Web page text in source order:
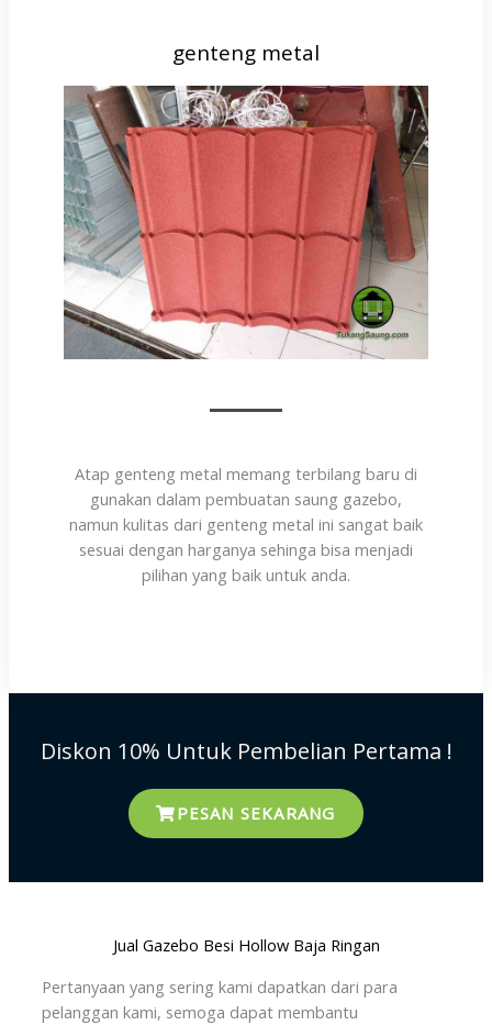
genteng metal
Atap genteng metal memang terbilang baru di
gunakan dalam pembuatan saung gazebo,
namun kulitas dari genteng metal ini sangat baik
sesuai dengan harganya sehinga bisa menjadi
pilihan yang baik untuk anda.
Diskon 10% Untuk Pembelian Pertama !
PESAN SEKARANG
Jual Gazebo Besi Hollow Baja Ringan
Pertanyaan yang sering kami dapatkan dari para
pelanggan kami, semoga dapat membantu